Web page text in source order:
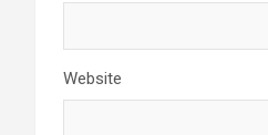
Website